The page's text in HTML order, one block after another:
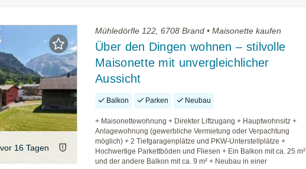
vor 16 Tagen
Mühledörfle 122, 6708 Brand • Maisonette kaufen
Über den Dingen wohnen – stilvolle
Maisonette mit unvergleichlicher
Aussicht
Balkon Parken Neubau
+ Maisonettewohnung + Direkter Liftzugang + Hauptwohnsitz +
Anlagewohnung (gewerbliche Vermietung oder Verpachtung
möglich) + 2 Tiefgaragenplätze und PKW-Unterstellplätze +
Hochwertige Parkettböden und Fliesen + Ein Balkon mit ca. 25 m²
und der andere Balkon mit ca. 9 m² + Neubau in einer